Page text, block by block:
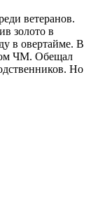
ветеранов.
золото в
в овертайме. В
ЧМ. Обещал
Но